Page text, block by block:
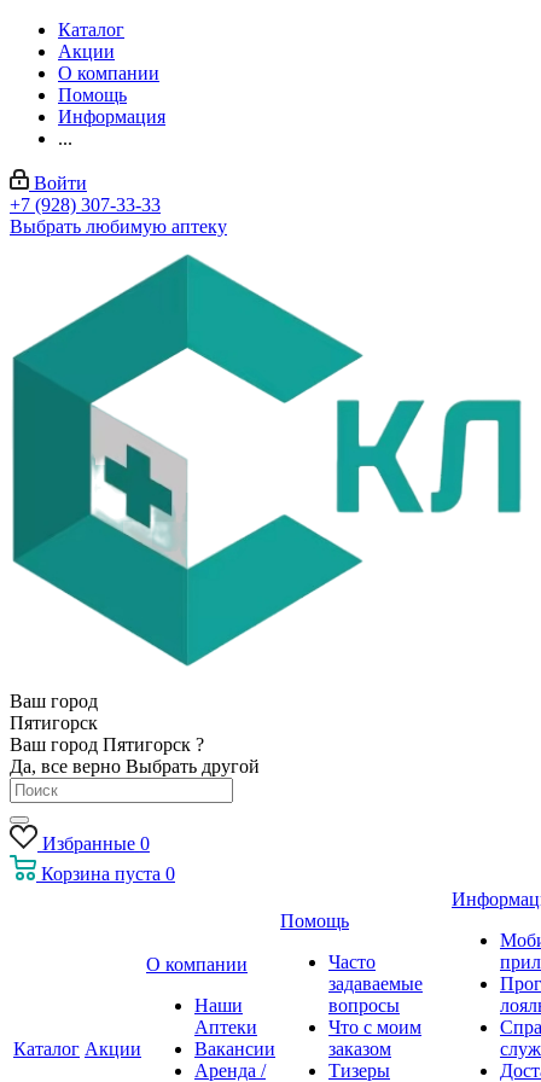
Каталог
Акции
О компании
Помощь
Информация
...
Войти
+7 (928) 307-33-33
Выбрать любимую аптеку
Ваш город
Пятигорск
Ваш город Пятигорск ?
Да, все верно Выбрать другой
Избранные 0
Корзина пуста 0
Каталог Акции
О компании
Наши
Аптеки
Вакансии
Аренда /
Помощь
Часто
задаваемые
вопросы
Что с моим
заказом
Тизеры